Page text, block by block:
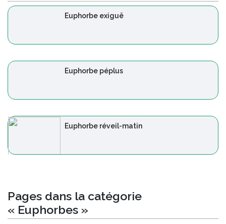
Euphorbe exiguë
Euphorbe péplus
Euphorbe réveil-matin
Pages dans la catégorie
« Euphorbes »